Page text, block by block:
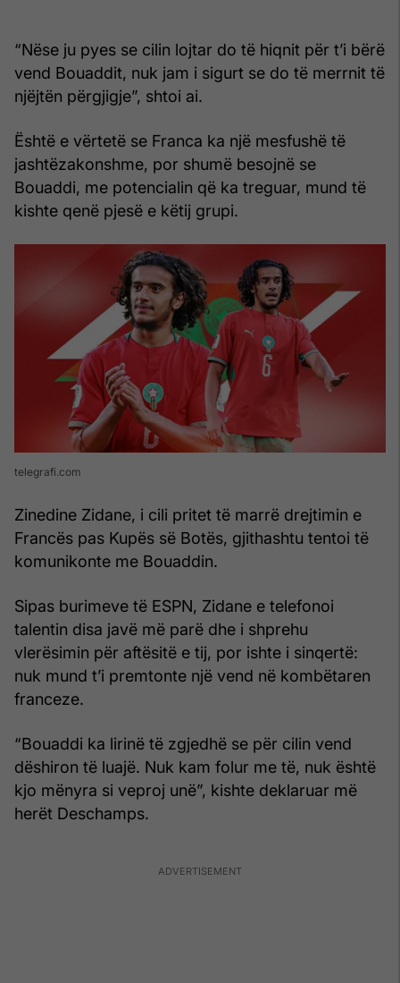
“Nëse ju pyes se cilin lojtar do të hiqnit për t’i bërë
vend Bouaddit, nuk jam i sigurt se do të merrnit të
njëjtën përgjigje”, shtoi ai.
Është e vërtetë se Franca ka një mesfushë të
jashtëzakonshme, por shumë besojnë se
Bouaddi, me potencialin që ka treguar, mund të
kishte qenë pjesë e këtij grupi.
telegrafi.com
Zinedine Zidane, i cili pritet të marrë drejtimin e
Francës pas Kupës së Botës, gjithashtu tentoi të
komunikonte me Bouaddin.
Sipas burimeve të ESPN, Zidane e telefonoi
talentin disa javë më parë dhe i shprehu
vlerësimin për aftësitë e tij, por ishte i sinqertë:
nuk mund t’i premtonte një vend në kombëtaren
franceze.
“Bouaddi ka lirinë të zgjedhë se për cilin vend
dëshiron të luajë. Nuk kam folur me të, nuk është
kjo mënyra si veproj unë”, kishte deklaruar më
herët Deschamps.